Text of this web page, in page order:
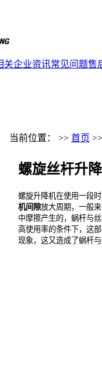
关企业资讯常见问题售
当前位置： >> 首页
螺旋丝杆升
螺旋升降机在使用一段
机间隙放大周期，一般
中摩擦产生的，蜗杆与
高使用率的条件下，这
现象，这又造成了蜗杆